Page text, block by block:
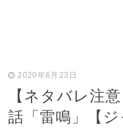
2020年6月23日
【ネタバレ注
話「雷鳴」【